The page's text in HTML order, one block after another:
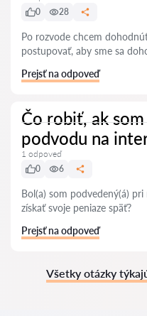
0
28
Po rozvode chcem
postupovať, aby sme sa
Prejsť na odpoveď
Čo robiť, ak
podvodu na
1 odpoveď
0
6
Bol(a) som podvedený(á)
získať svoje peniaze späť?
Prejsť na odpoveď
Všetky otázky